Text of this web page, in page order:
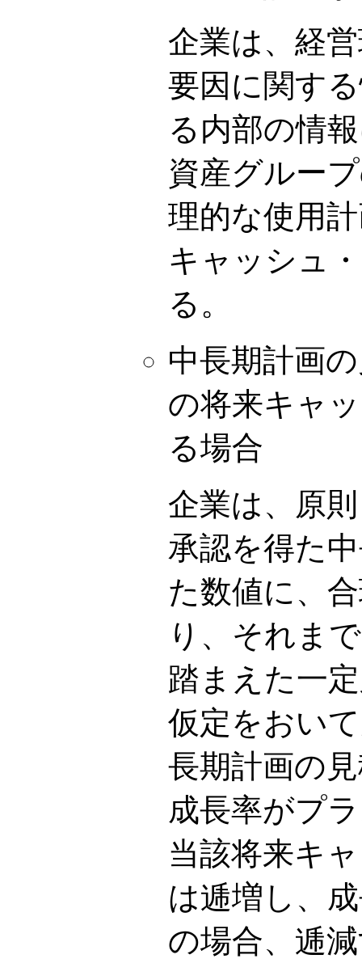
企業は、経
要因に関す
る内部の情
資産グルー
理的な使用
キャッシュ
る。
中長期計画
の将来キャ
る場合
企業は、原
承認を得た
た数値に、
り、それま
踏まえた一
仮定をおい
長期計画の
成長率がプ
当該将来キ
は逓増し、
の場合、逓